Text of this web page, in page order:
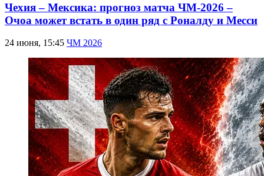
Чехия – Мексика: прогноз матча ЧМ-2026 –
Очоа может встать в один ряд с Роналду и Месси
24 июня, 15:45 ЧМ 2026